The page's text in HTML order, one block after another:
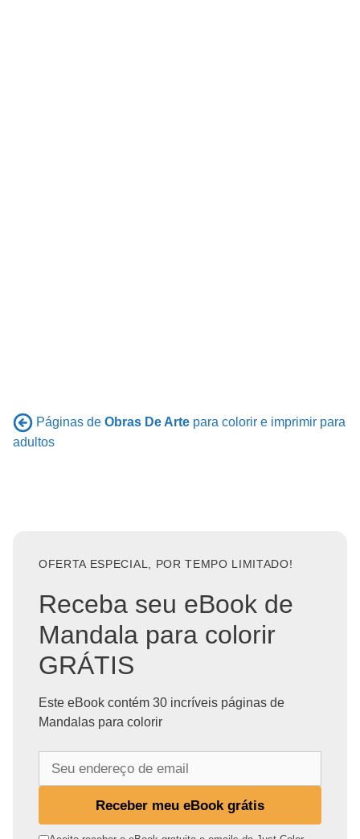
Páginas de Obras De Arte para colorir e imprimir para
adultos
OFERTA ESPECIAL, POR TEMPO LIMITADO!
Receba seu eBook de
Mandala para colorir
GRÁTIS
Este eBook contém 30 incríveis páginas de
Mandalas para colorir
Receber meu eBook grátis